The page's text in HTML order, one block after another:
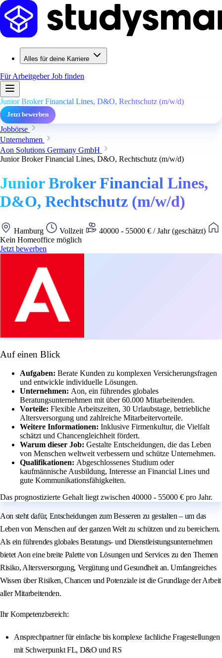
Alles für deine Karriere
Für ArbeitgeberJob finden
Junior Broker Financial Lines, D&O, Rechtschutz (m/w/d)
Jetzt bewerben
Jobbörse
Unternehmen
Aon Solutions Germany GmbH
Junior Broker Financial Lines, D&O, Rechtschutz (m/w/d)
Junior Broker Financial Lines,
D&O, Rechtschutz (m/w/d)
Hamburg Vollzeit
40000 - 55000 € / Jahr (geschätzt)
Kein Homeoffice möglich
Jetzt bewerben
Auf einen Blick
Aufgaben: Berate Kunden zu komplexen Versicherungsfragen
und entwickle individuelle Lösungen.
Unternehmen: Aon, ein führendes globales
Beratungsunternehmen mit über 60.000 Mitarbeitenden.
Vorteile: Flexible Arbeitszeiten, 30 Urlaubstage, betriebliche
Altersversorgung und zahlreiche Mitarbeitervorteile.
Weitere Informationen: Inklusive Firmenkultur, die Vielfalt
schätzt und Chancengleichheit fördert.
Warum dieser Job: Gestalte Entscheidungen, die das Leben
von Menschen weltweit verbessern und schütze Unternehmen.
Qualifikationen: Abgeschlossenes Studium oder
kaufmännische Ausbildung, Interesse an Financial Lines und
gute Kommunikationsfähigkeiten.
Das prognostizierte Gehalt liegt zwischen 40000 - 55000 € pro Jahr.
Aon steht dafür, Entscheidungen zum Besseren zu gestalten – um das
Leben von Menschen auf der ganzen Welt zu schützen und zu bereichern.
Als ein führendes globales Beratungs- und Dienstleistungsunternehmen
bietet Aon eine breite Palette von Lösungen und Services zu den Themen
Risiko, Altersversorgung, Vergütung und Gesundheit an. Umfangreiches
Wissen über Risiken, Chancen und Potenziale ist die Grundlage der Arbeit
aller Mitarbeitenden.
Ihr Kompetenzbereich:
Ansprechpartner für einfache bis komplexe fachliche Fragestellungen
mit Schwerpunkt FL, D&O und RS